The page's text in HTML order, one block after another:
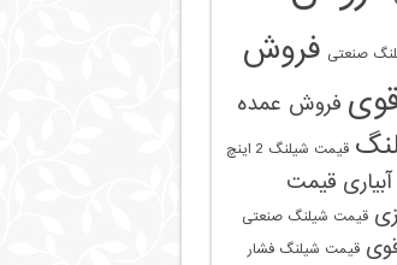
صنعتی فروش
فروش عمده
قیمت شیلنگ 2 اینچ
قیمت
قیمت شیلنگ صنعتی
قیمت شیلنگ فشار